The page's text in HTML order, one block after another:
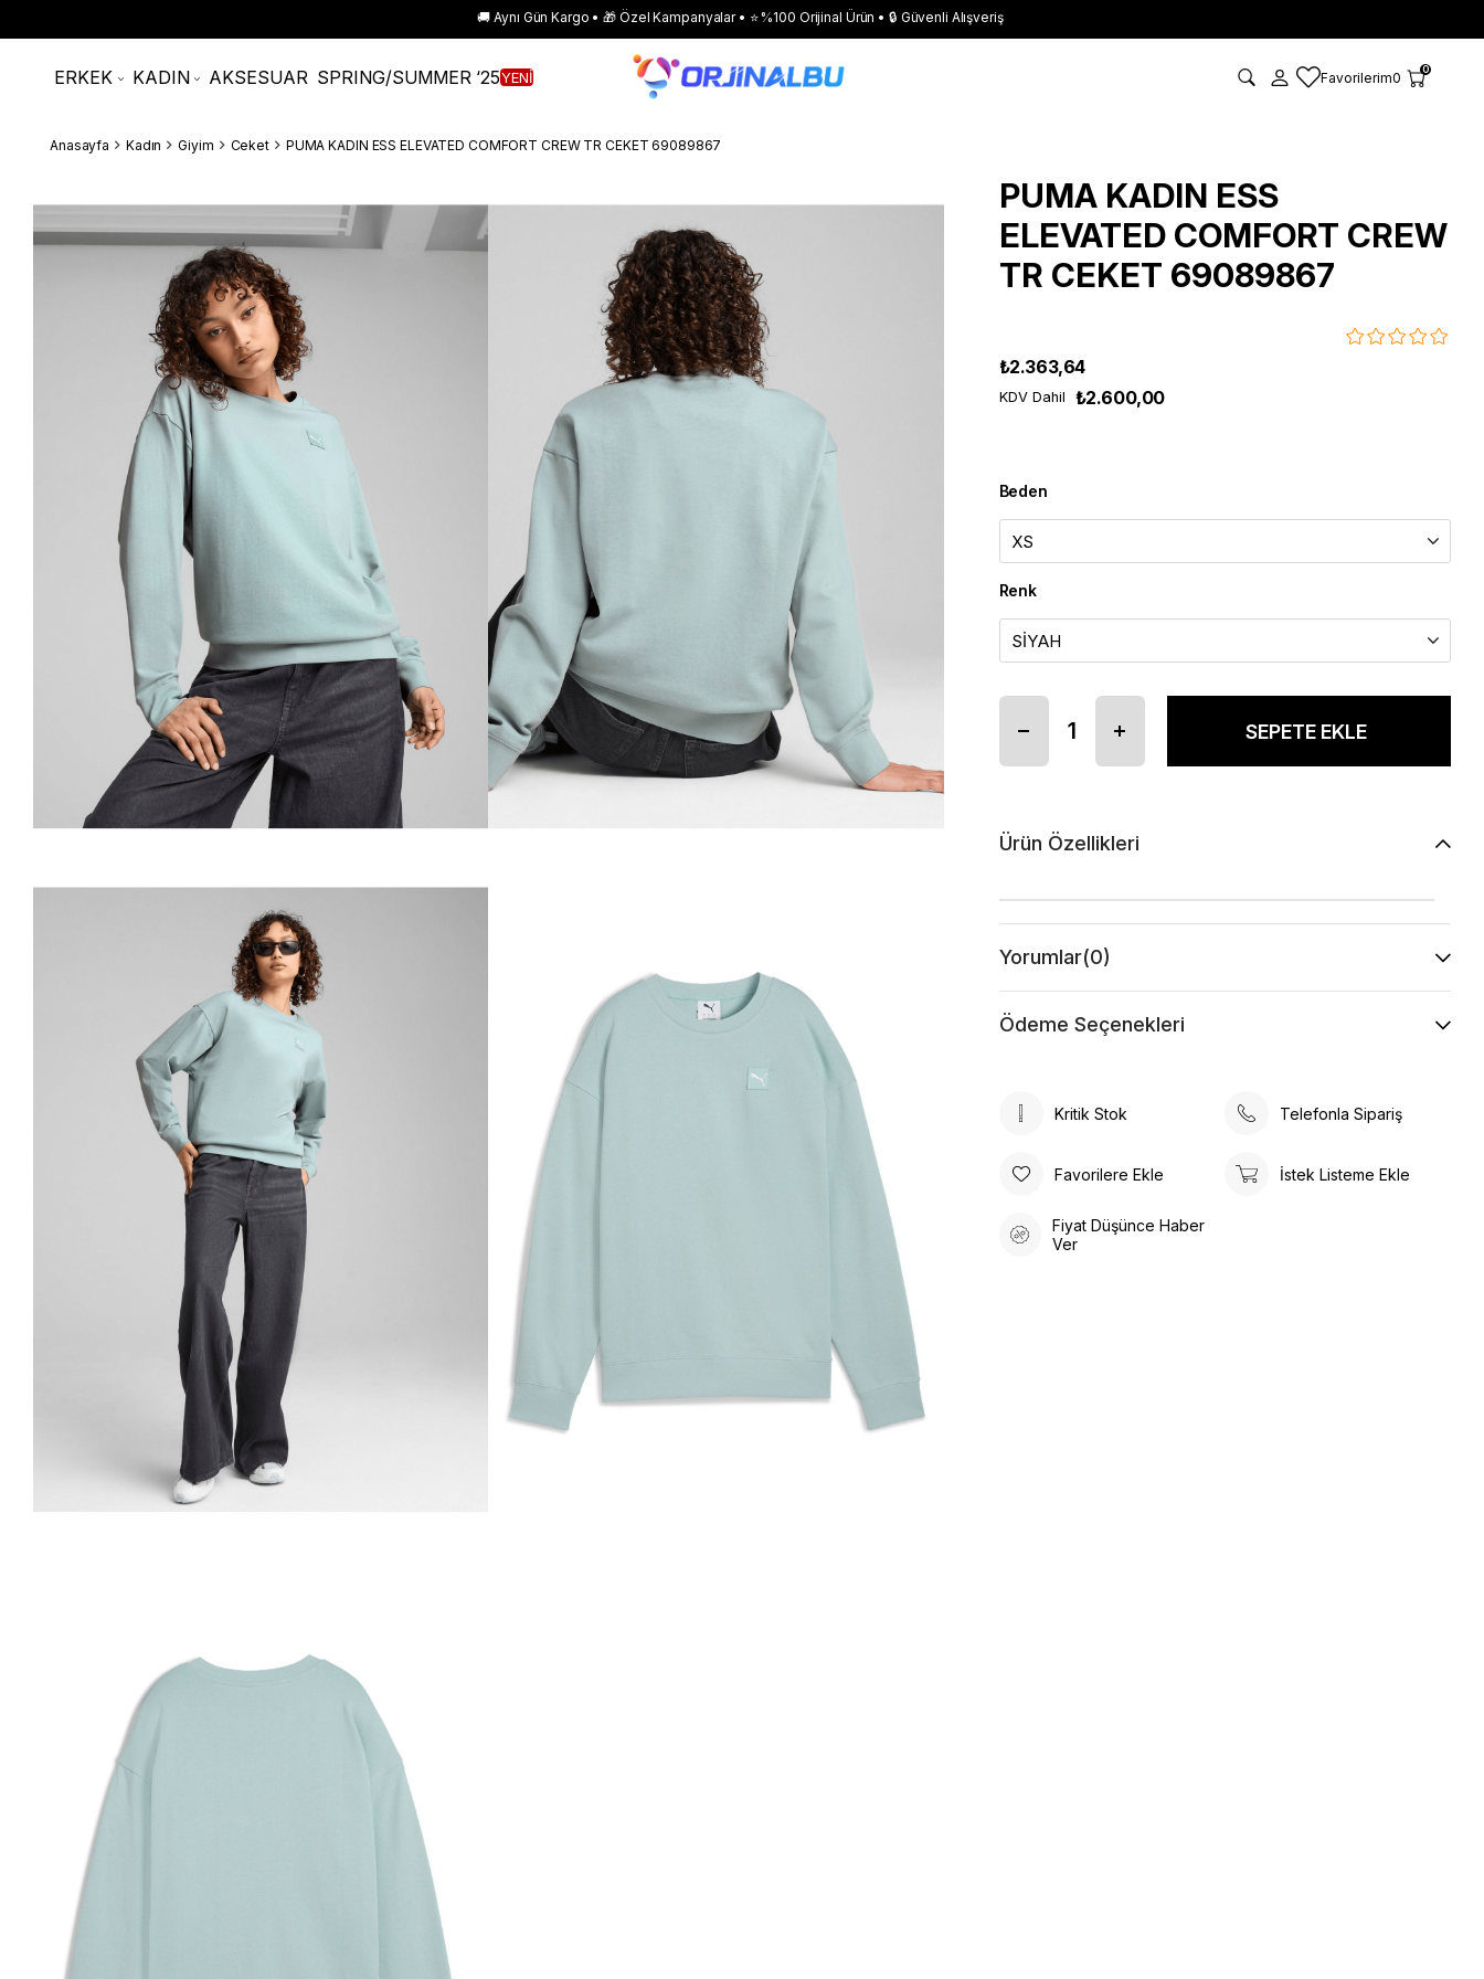
🚚 Aynı Gün Kargo • 🎁 Özel Kampanyalar • ⭐ %100 Orijinal Ürün • 🔒 Güvenli Alışveriş
ERKEK KADIN AKSESUAR SPRING/SUMMER ‘25YENİ Favorilerim0 0
Anasayfa Kadın Giyim Ceket PUMA KADIN ESS ELEVATED COMFORT CREW TR CEKET 69089867
PUMA KADIN ESS
ELEVATED COMFORT CREW
TR CEKET 69089867
₺2.363,64
KDV Dahil ₺2.600,00
Beden
Renk
Ürün Özellikleri
Yorumlar(0)
Ödeme Seçenekleri
Kritik Stok Telefonla Sipariş
Favorilere Ekle İstek Listeme Ekle
Fiyat Düşünce Haber
Ver